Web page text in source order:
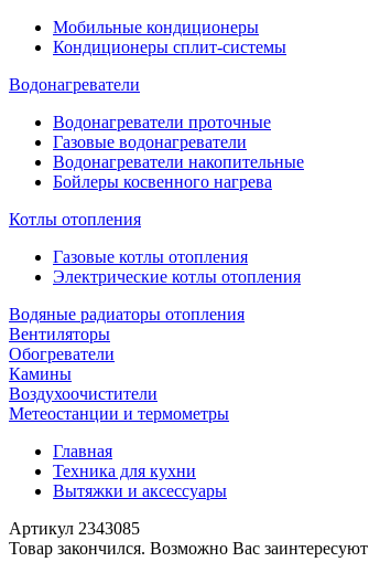
Мобильные кондиционеры
Кондиционеры сплит-системы
Водонагреватели
Водонагреватели проточные
Газовые водонагреватели
Водонагреватели накопительные
Бойлеры косвенного нагрева
Котлы отопления
Газовые котлы отопления
Электрические котлы отопления
Водяные радиаторы отопления
Вентиляторы
Обогреватели
Камины
Воздухоочистители
Метеостанции и термометры
Главная
Техника для кухни
Вытяжки и аксессуары
Артикул 2343085
Товар закончился. Возможно Вас заинтересуют